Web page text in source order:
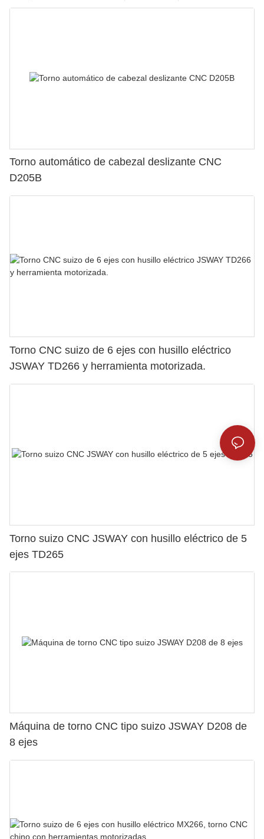
Torno automático de cabezal deslizante CNC
D205B
Torno CNC suizo de 6 ejes con husillo eléctrico
JSWAY TD266 y herramienta motorizada.
Torno suizo CNC JSWAY con husillo eléctrico de 5
ejes TD265
Máquina de torno CNC tipo suizo JSWAY D208 de
8 ejes